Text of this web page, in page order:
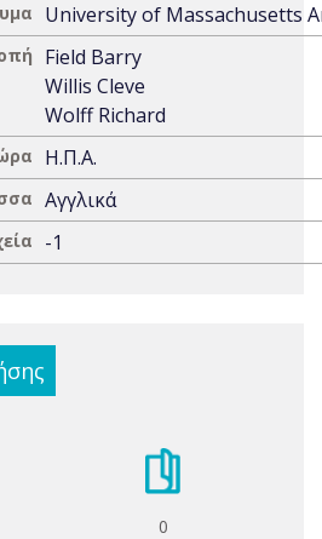
University of Massachusetts
Field Barry
Willis Cleve
Wolff Richard
Η.Π.Α.
Αγγλικά
-1
0